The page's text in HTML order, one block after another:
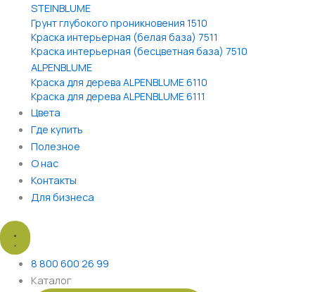
STEINBLUME
Грунт глубокого проникновения 1510
Краска интерьерная (белая база) 7511
Краска интерьерная (бесцветная база) 7510
ALPENBLUME
Краска для дерева ALPENBLUME 6110
Краска для дерева ALPENBLUME 6111
Цвета
Где купить
Полезное
О нас
Контакты
Для бизнеса
8 800 600 26 99
Каталог